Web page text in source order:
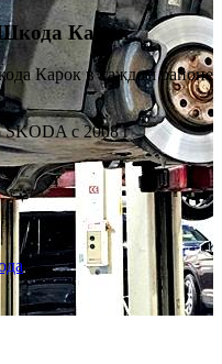
Карок
Карок в каждом районе
с 2008 г